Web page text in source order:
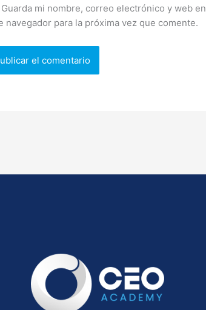
Guarda mi nombre, correo electrónico y web en
navegador para la próxima vez que comente.